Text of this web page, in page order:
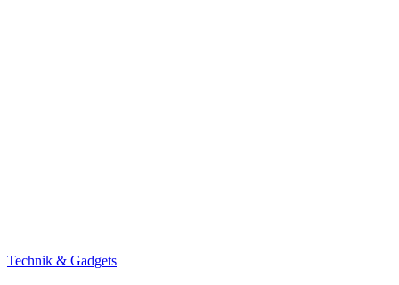
Technik & Gadgets